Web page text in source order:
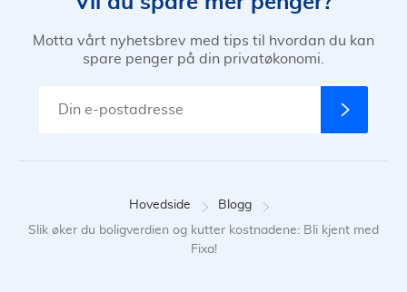
Motta vårt nyhetsbrev med tips til hvordan du kan
spare penger på din privatøkonomi.
Hovedside
Blogg
Slik øker du boligverdien og kutter kostnadene: Bli kjent med
Fixa!